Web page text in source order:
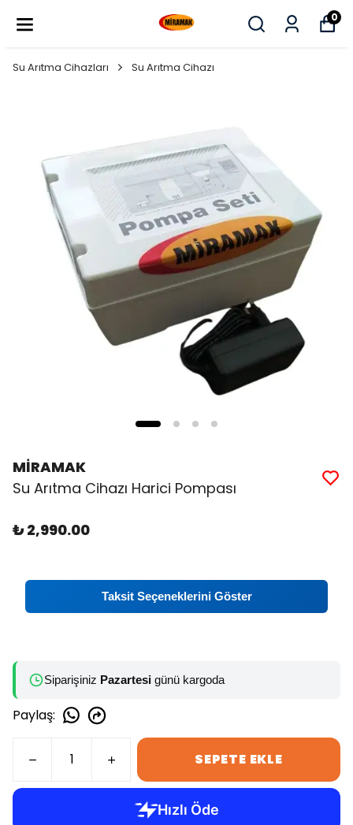
0
Su Arıtma Cihazları Su Arıtma Cihazı
MİRAMAK
Su Arıtma Cihazı Harici Pompası
₺ 2,990.00
Taksit Seçeneklerini Göster
Siparişiniz Pazartesi günü kargoda
Paylaş:
SEPETE EKLE